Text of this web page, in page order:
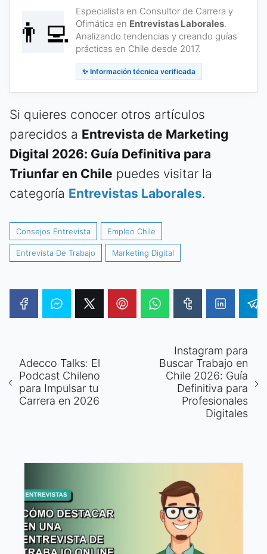
👨‍💻
Especialista en Consultor de Carrera y
Ofimática en Entrevistas Laborales.
Analizando tendencias y creando guías
prácticas en Chile desde 2017.
✨ Información técnica verificada
Si quieres conocer otros artículos
parecidos a Entrevista de Marketing
Digital 2026: Guía Definitiva para
Triunfar en Chile puedes visitar la
categoría Entrevistas Laborales.
Consejos Entrevista Empleo Chile
Entrevista De Trabajo Marketing Digital
Adecco Talks: El
Podcast Chileno
para Impulsar tu
Carrera en 2026
Instagram para
Buscar Trabajo en
Chile 2026: Guía
Definitiva para
Profesionales
Digitales